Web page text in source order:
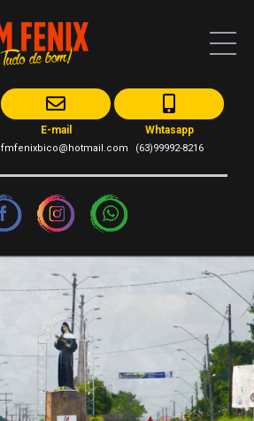
E-mail
fmfenixbico@hotmail.com
Whtasapp
(63)99992-8216